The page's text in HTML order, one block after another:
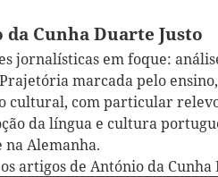
Cunha Duarte Justo
jornalísticas em foque:
marcada pelo
cultural, com particular
da língua e cultura
na Alemanha.
artigos de António da Cunha